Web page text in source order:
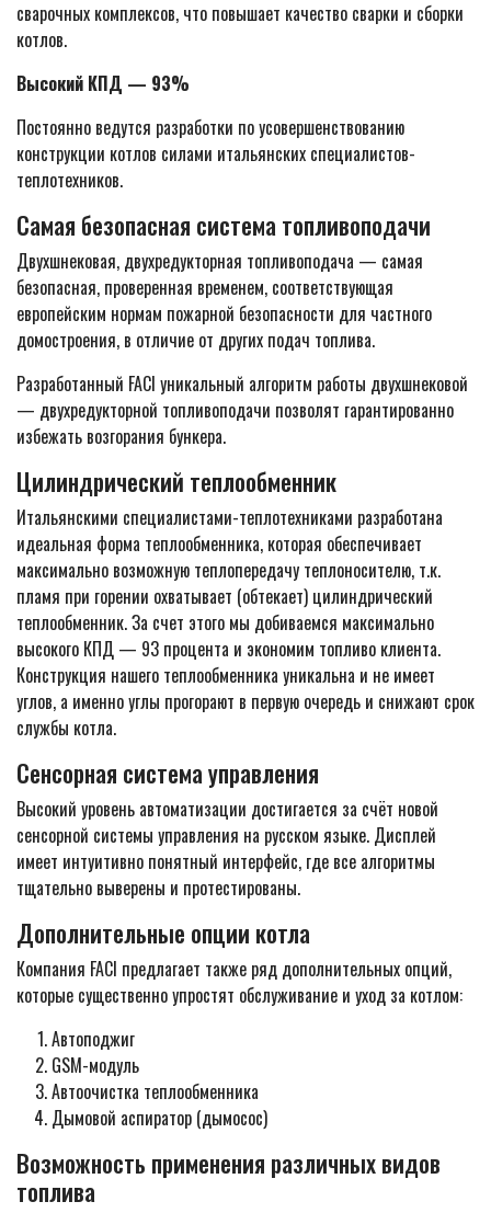
сварочных комплексов, что повышает качество сварки и сборки
котлов.
Высокий КПД — 93%
Постоянно ведутся разработки по усовершенствованию
конструкции котлов силами итальянских специалистов-
теплотехников.
Самая безопасная система топливоподачи
Двухшнековая, двухредукторная топливоподача — самая
безопасная, проверенная временем, соответствующая
европейским нормам пожарной безопасности для частного
домостроения, в отличие от других подач топлива.
Разработанный FACI уникальный алгоритм работы двухшнековой
— двухредукторной топливоподачи позволят гарантированно
избежать возгорания бункера.
Цилиндрический теплообменник
Итальянскими специалистами-теплотехниками разработана
идеальная форма теплообменника, которая обеспечивает
максимально возможную теплопередачу теплоносителю, т.к.
пламя при горении охватывает (обтекает) цилиндрический
теплообменник. За счет этого мы добиваемся максимально
высокого КПД — 93 процента и экономим топливо клиента.
Конструкция нашего теплообменника уникальна и не имеет
углов, а именно углы прогорают в первую очередь и снижают срок
службы котла.
Сенсорная система управления
Высокий уровень автоматизации достигается за счёт новой
сенсорной системы управления на русском языке. Дисплей
имеет интуитивно понятный интерфейс, где все алгоритмы
тщательно выверены и протестированы.
Дополнительные опции котла
Компания FACI предлагает также ряд дополнительных опций,
которые существенно упростят обслуживание и уход за котлом:
Автоподжиг
GSM-модуль
Автоочистка теплообменника
Дымовой аспиратор (дымосос)
Возможность применения различных видов
топлива